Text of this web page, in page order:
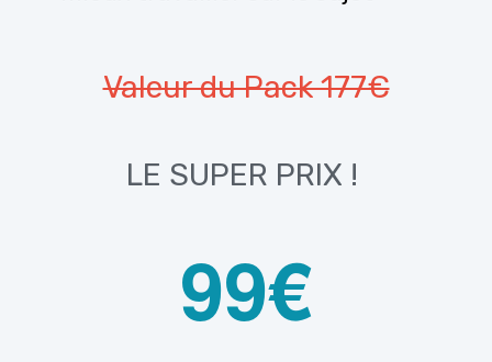
Valeur du Pack 177€
LE SUPER PRIX !
99€